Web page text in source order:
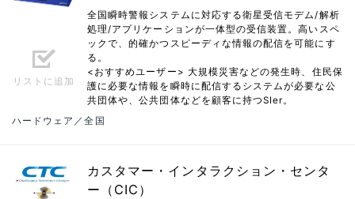
リストに追加
全国瞬時警報システムに対応する衛星受信モデム/解析
処理/アプリケーションが一体型の受信装置。高いスペ
ックで、的確かつスピーディな情報の配信を可能にす
る。
<おすすめユーザー> 大規模災害などの発生時、住民保
護に必要な情報を瞬時に配信するシステムが必要な公
共団体や、公共団体などを顧客に持つSIer。
ハードウェア／全国
カスタマー・インタラクション・センタ
ー（CIC）